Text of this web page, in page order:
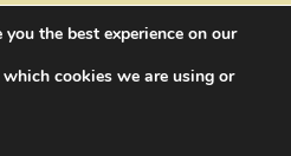
the best experience on our
cookies we are using or